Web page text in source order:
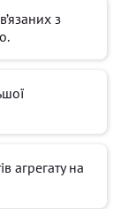
з
агрегату на